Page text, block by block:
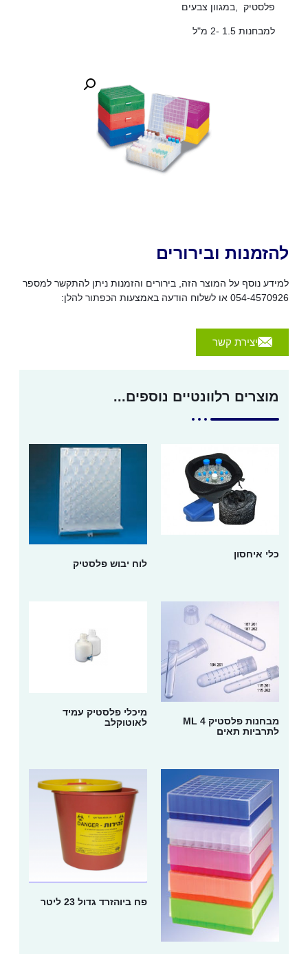
פלסטיק ,במגוון צבעים
למבחנות 1.5 -2 מ"ל
להזמנות ובירורים
למידע נוסף על המוצר הזה, בירורים והזמנות ניתן להתקשר למספר
054-4570926 או לשלוח הודעה באמצעות הכפתור להלן:
יצירת קשר
מוצרים רלוונטיים נוספים...
כלי איחסון
לוח יבוש פלסטיק
מבחנות פלסטיק 4 ML
לתרביות תאים
מיכלי פלסטיק עמיד
לאוטוקלב
פח ביוהזרד גדול 23 ליטר